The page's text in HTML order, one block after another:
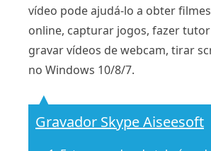
vídeo pode ajudá-lo a obter
online, capturar jogos, fazer
gravar vídeos de webcam, tirar
no Windows 10/8/7.
Gravador Skype Aiseesoft